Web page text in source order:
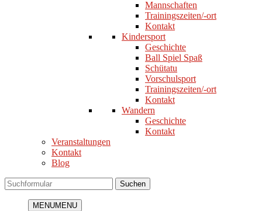
Mannschaften
Trainingszeiten/-ort
Kontakt
Kindersport
Geschichte
Ball Spiel Spaß
Schütatu
Vorschulsport
Trainingszeiten/-ort
Kontakt
Wandern
Geschichte
Kontakt
Veranstaltungen
Kontakt
Blog
Suchen
MENUMENU